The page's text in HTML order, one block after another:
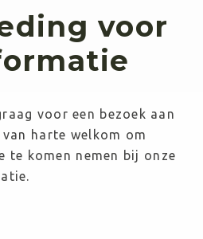
voor
voor een bezoek aan
harte welkom om
te komen nemen bij onze